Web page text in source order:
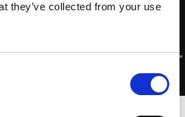
they’ve collected from your use